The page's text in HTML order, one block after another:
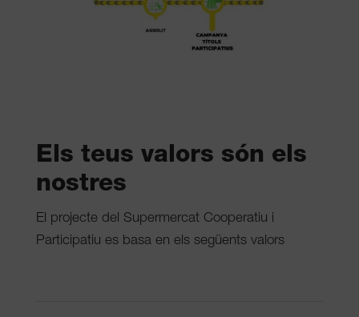
Els teus valors són els
nostres
El projecte del Supermercat Cooperatiu i
Participatiu es basa en els següents valors